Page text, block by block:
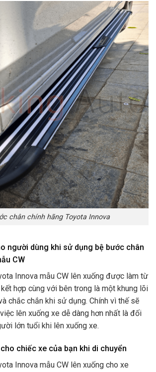
chân chính hãng Toyota Innova
người dùng khi sử dụng bệ bước chân
CW
Innova mẫu CW lên xuống được làm từ
hợp cùng với bên trong là một khung lõi
chắc chắn khi sử dụng. Chính vì thế sẽ
lên xuống xe dễ dàng hơn nhất là đối
lớn tuổi khi lên xuống xe.
chiếc xe của bạn khi di chuyển
Innova mẫu CW lên xuống cho xe